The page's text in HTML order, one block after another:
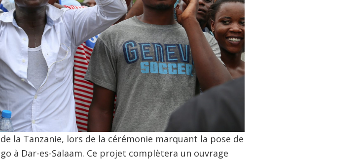
la Tanzanie, lors de la cérémonie marquant la pose de
à Dar-es-Salaam. Ce projet complètera un ouvrage